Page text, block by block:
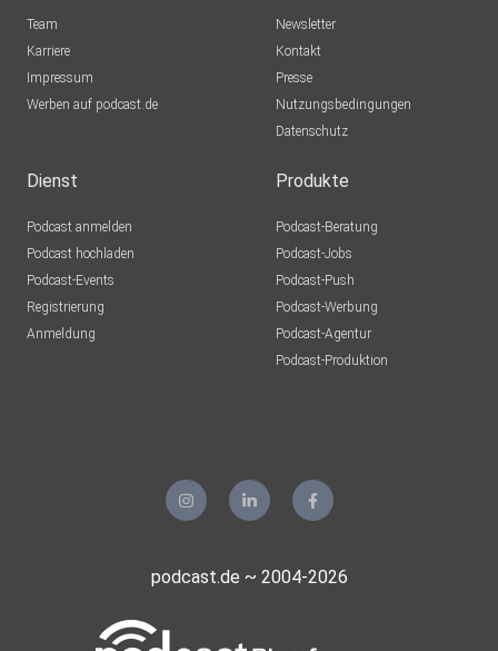
Team
Karriere
Impressum
Werben auf podcast.de
Newsletter
Kontakt
Presse
Nutzungsbedingungen
Datenschutz
Dienst
Podcast anmelden
Podcast hochladen
Podcast-Events
Registrierung
Anmeldung
Produkte
Podcast-Beratung
Podcast-Jobs
Podcast-Push
Podcast-Werbung
Podcast-Agentur
Podcast-Produktion
podcast.de ~ 2004-2026